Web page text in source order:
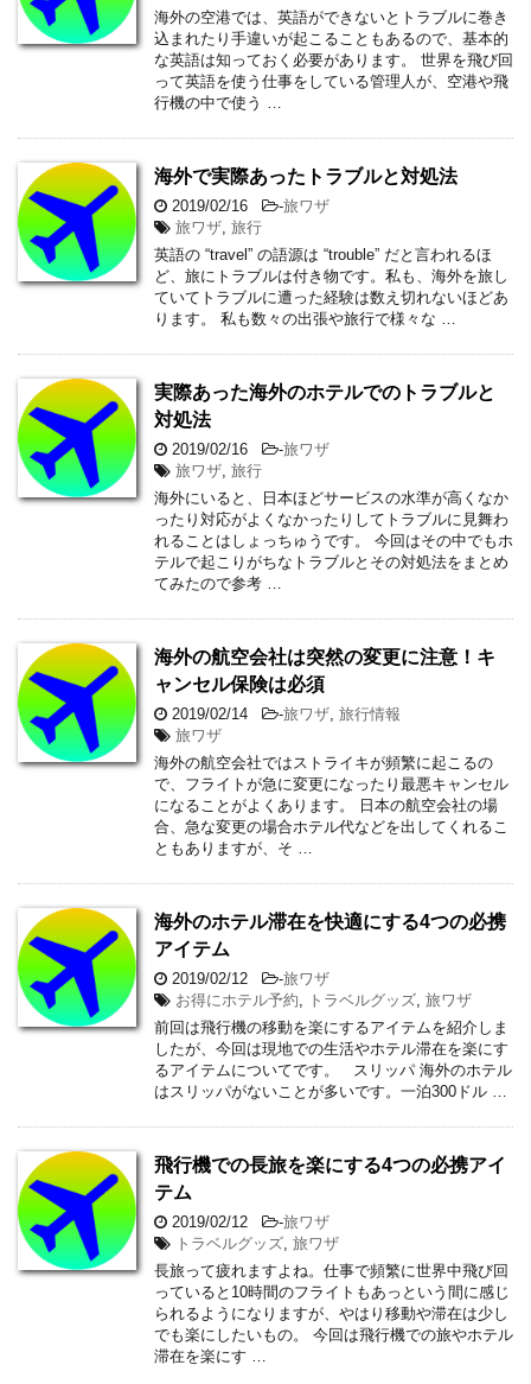
海外の空港では、英語ができないとトラブルに巻き
込まれたり手違いが起こることもあるので、基本的
な英語は知っておく必要があります。 世界を飛び回
って英語を使う仕事をしている管理人が、空港や飛
行機の中で使う …
海外で実際あったトラブルと対処法
2019/02/16 -旅ワザ
旅ワザ 旅行
英語の “travel” の語源は “trouble” だと言われるほ
ど、旅にトラブルは付き物です。私も、海外を旅し
ていてトラブルに遭った経験は数え切れないほどあ
ります。 私も数々の出張や旅行で様々な …
実際あった海外のホテルでのトラブルと
対処法
2019/02/16 -旅ワザ
旅ワザ 旅行
海外にいると、日本ほどサービスの水準が高くなか
ったり対応がよくなかったりしてトラブルに見舞わ
れることはしょっちゅうです。 今回はその中でもホ
テルで起こりがちなトラブルとその対処法をまとめ
てみたので参考 …
海外の航空会社は突然の変更に注意！キ
ャンセル保険は必須
2019/02/14 -旅ワザ 旅行情報
旅ワザ
海外の航空会社ではストライキが頻繁に起こるの
で、フライトが急に変更になったり最悪キャンセル
になることがよくあります。 日本の航空会社の場
合、急な変更の場合ホテル代などを出してくれるこ
ともありますが、そ …
海外のホテル滞在を快適にする4つの必携
アイテム
2019/02/12 -旅ワザ
お得にホテル予約
トラベルグッズ 旅ワザ
前回は飛行機の移動を楽にするアイテムを紹介しま
したが、今回は現地での生活やホテル滞在を楽にす
るアイテムについてです。 スリッパ 海外のホテル
はスリッパがないことが多いです。一泊300ドル …
飛行機での長旅を楽にする4つの必携アイ
テム
2019/02/12 -旅ワザ
トラベルグッズ 旅ワザ
長旅って疲れますよね。仕事で頻繁に世界中飛び回
っていると10時間のフライトもあっという間に感じ
られるようになりますが、やはり移動や滞在は少し
でも楽にしたいもの。 今回は飛行機での旅やホテル
滞在を楽にす …